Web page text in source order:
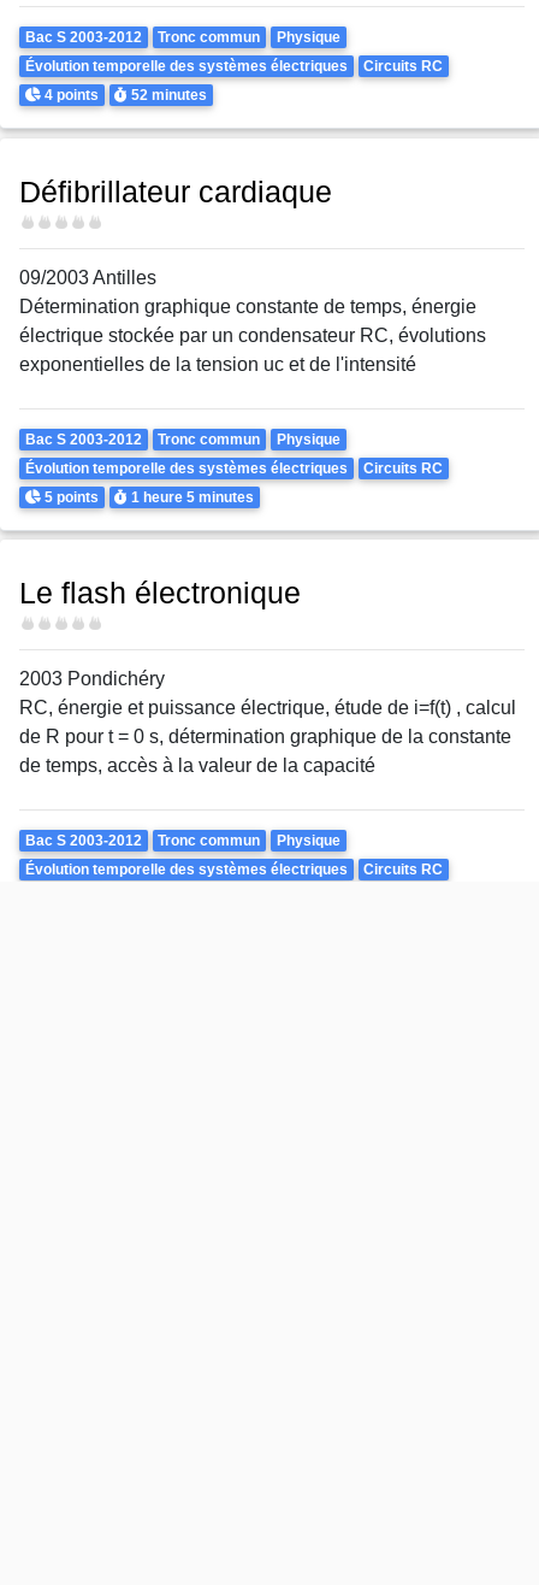
Theme
Bac S 2003-2012 Tronc commun
Physique
Évolution temporelle des systèmes électriques
Circuits RC
Points
4 points Durée
52 minutes
Défibrillateur cardiaque
Difficulté
09/2003 Antilles
Détermination graphique constante de temps, énergie
électrique stockée par un condensateur RC, évolutions
exponentielles de la tension uc et de l'intensité
Theme
Bac S 2003-2012 Tronc commun
Physique
Évolution temporelle des systèmes électriques
Circuits RC
Points
5 points Durée
1 heure5 minutes
Le flash électronique
Difficulté
2003 Pondichéry
RC, énergie et puissance électrique, étude de i=f(t) , calcul
de R pour t = 0 s, détermination graphique de la constante
de temps, accès à la valeur de la capacité
Theme
Bac S 2003-2012 Tronc commun
Physique
Évolution temporelle des systèmes électriques
Circuits RC